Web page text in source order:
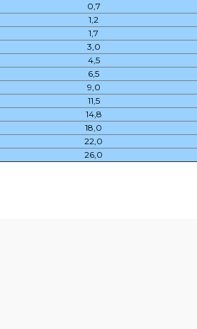
0,7
1,2
1,7
3,0
4,5
6,5
9,0
11,5
14,8
18,0
22,0
26,0